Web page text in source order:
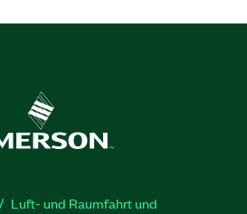
Luft- und Raumfahrt und